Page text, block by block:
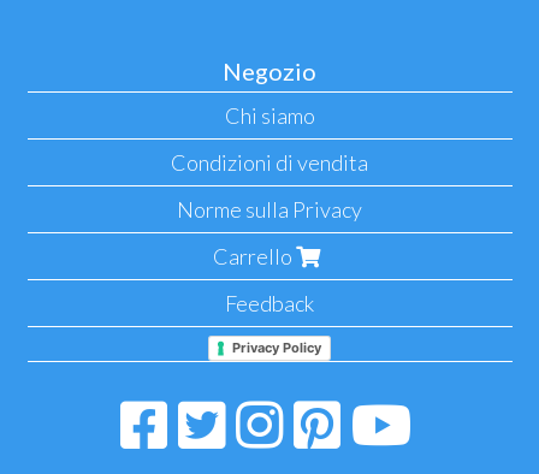
Negozio
Chi siamo
Condizioni di vendita
Norme sulla Privacy
Carrello
Feedback
Privacy Policy